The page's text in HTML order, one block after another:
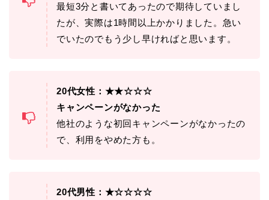
最短3分と書いてあったので期待していまし
たが、実際は1時間以上かかりました。急い
でいたのでもう少し早ければと思います。
20代女性：★★☆☆☆
キャンペーンがなかった
他社のような初回キャンペーンがなかったの
で、利用をやめた方も。
20代男性：★☆☆☆☆